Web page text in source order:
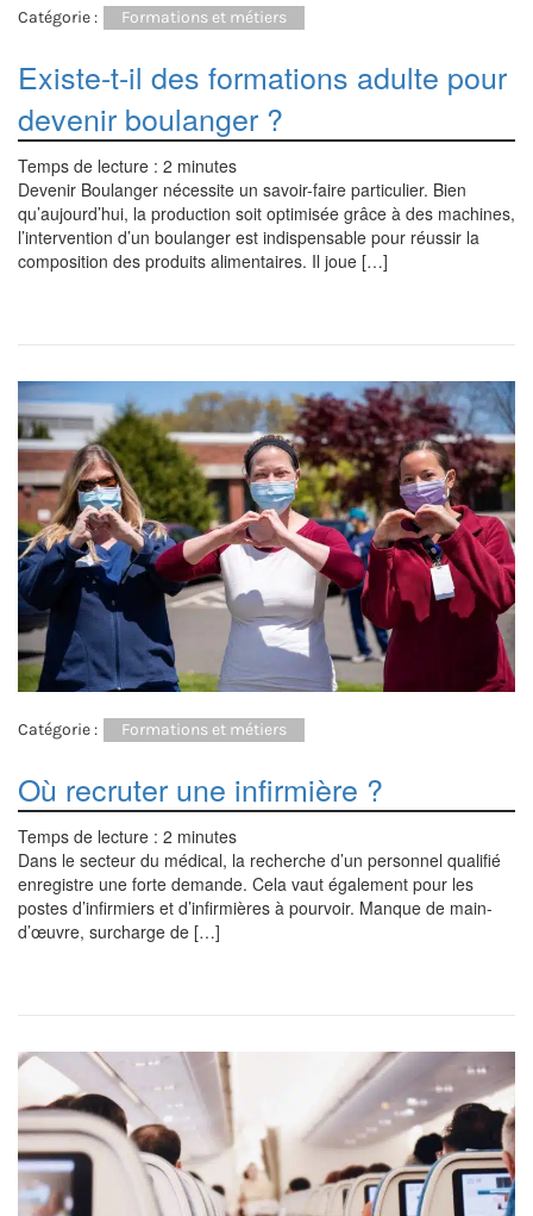
Catégorie : Formations et métiers
Existe-t-il des formations adulte pour
devenir boulanger ?
Temps de lecture : 2 minutes
Devenir Boulanger nécessite un savoir-faire particulier. Bien
qu’aujourd’hui, la production soit optimisée grâce à des machines,
l’intervention d’un boulanger est indispensable pour réussir la
composition des produits alimentaires. Il joue […]
Catégorie : Formations et métiers
Où recruter une infirmière ?
Temps de lecture : 2 minutes
Dans le secteur du médical, la recherche d’un personnel qualifié
enregistre une forte demande. Cela vaut également pour les
postes d’infirmiers et d’infirmières à pourvoir. Manque de main-
d’œuvre, surcharge de […]